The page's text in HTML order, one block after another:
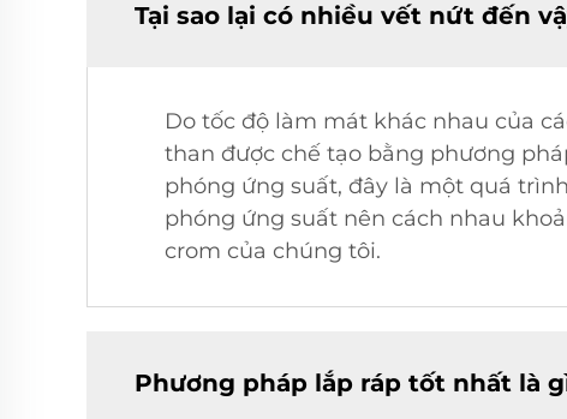
Tại sao lại có nhiều vết nứt đến
Do tốc độ làm mát khác nhau của
than được chế tạo bằng phương
phóng ứng suất, đây là một quá
phóng ứng suất nên cách nhau
crom của chúng tôi.
Phương pháp lắp ráp tốt nhất là